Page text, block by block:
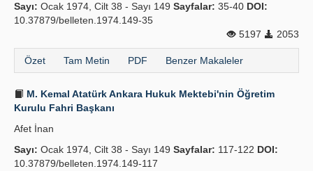
Sayı: Ocak 1974, Cilt 38 - Sayı 149 Sayfalar: 35-40 DOI:
10.37879/belleten.1974.149-35
5197
2053
Özet Tam Metin PDF Benzer Makaleler
M. Kemal Atatürk Ankara Hukuk Mektebi'nin Öğretim
Kurulu Fahri Başkanı
Afet İnan
Sayı: Ocak 1974, Cilt 38 - Sayı 149 Sayfalar: 117-122 DOI:
10.37879/belleten.1974.149-117